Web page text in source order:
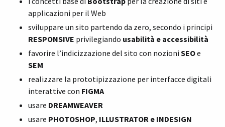
applicazioni per il Web
sviluppare un sito partendo da zero, secondo i principi
RESPONSIVE privilegiando usabilità e accessibilità
favorire l’indicizzazione del sito con nozioni SEOe
SEM
realizzare la prototipizzazione per interfacce digitali
interattive con FIGMA
usare DREAMWEAVER
usare PHOTOSHOP, ILLUSTRATOR e INDESIGN